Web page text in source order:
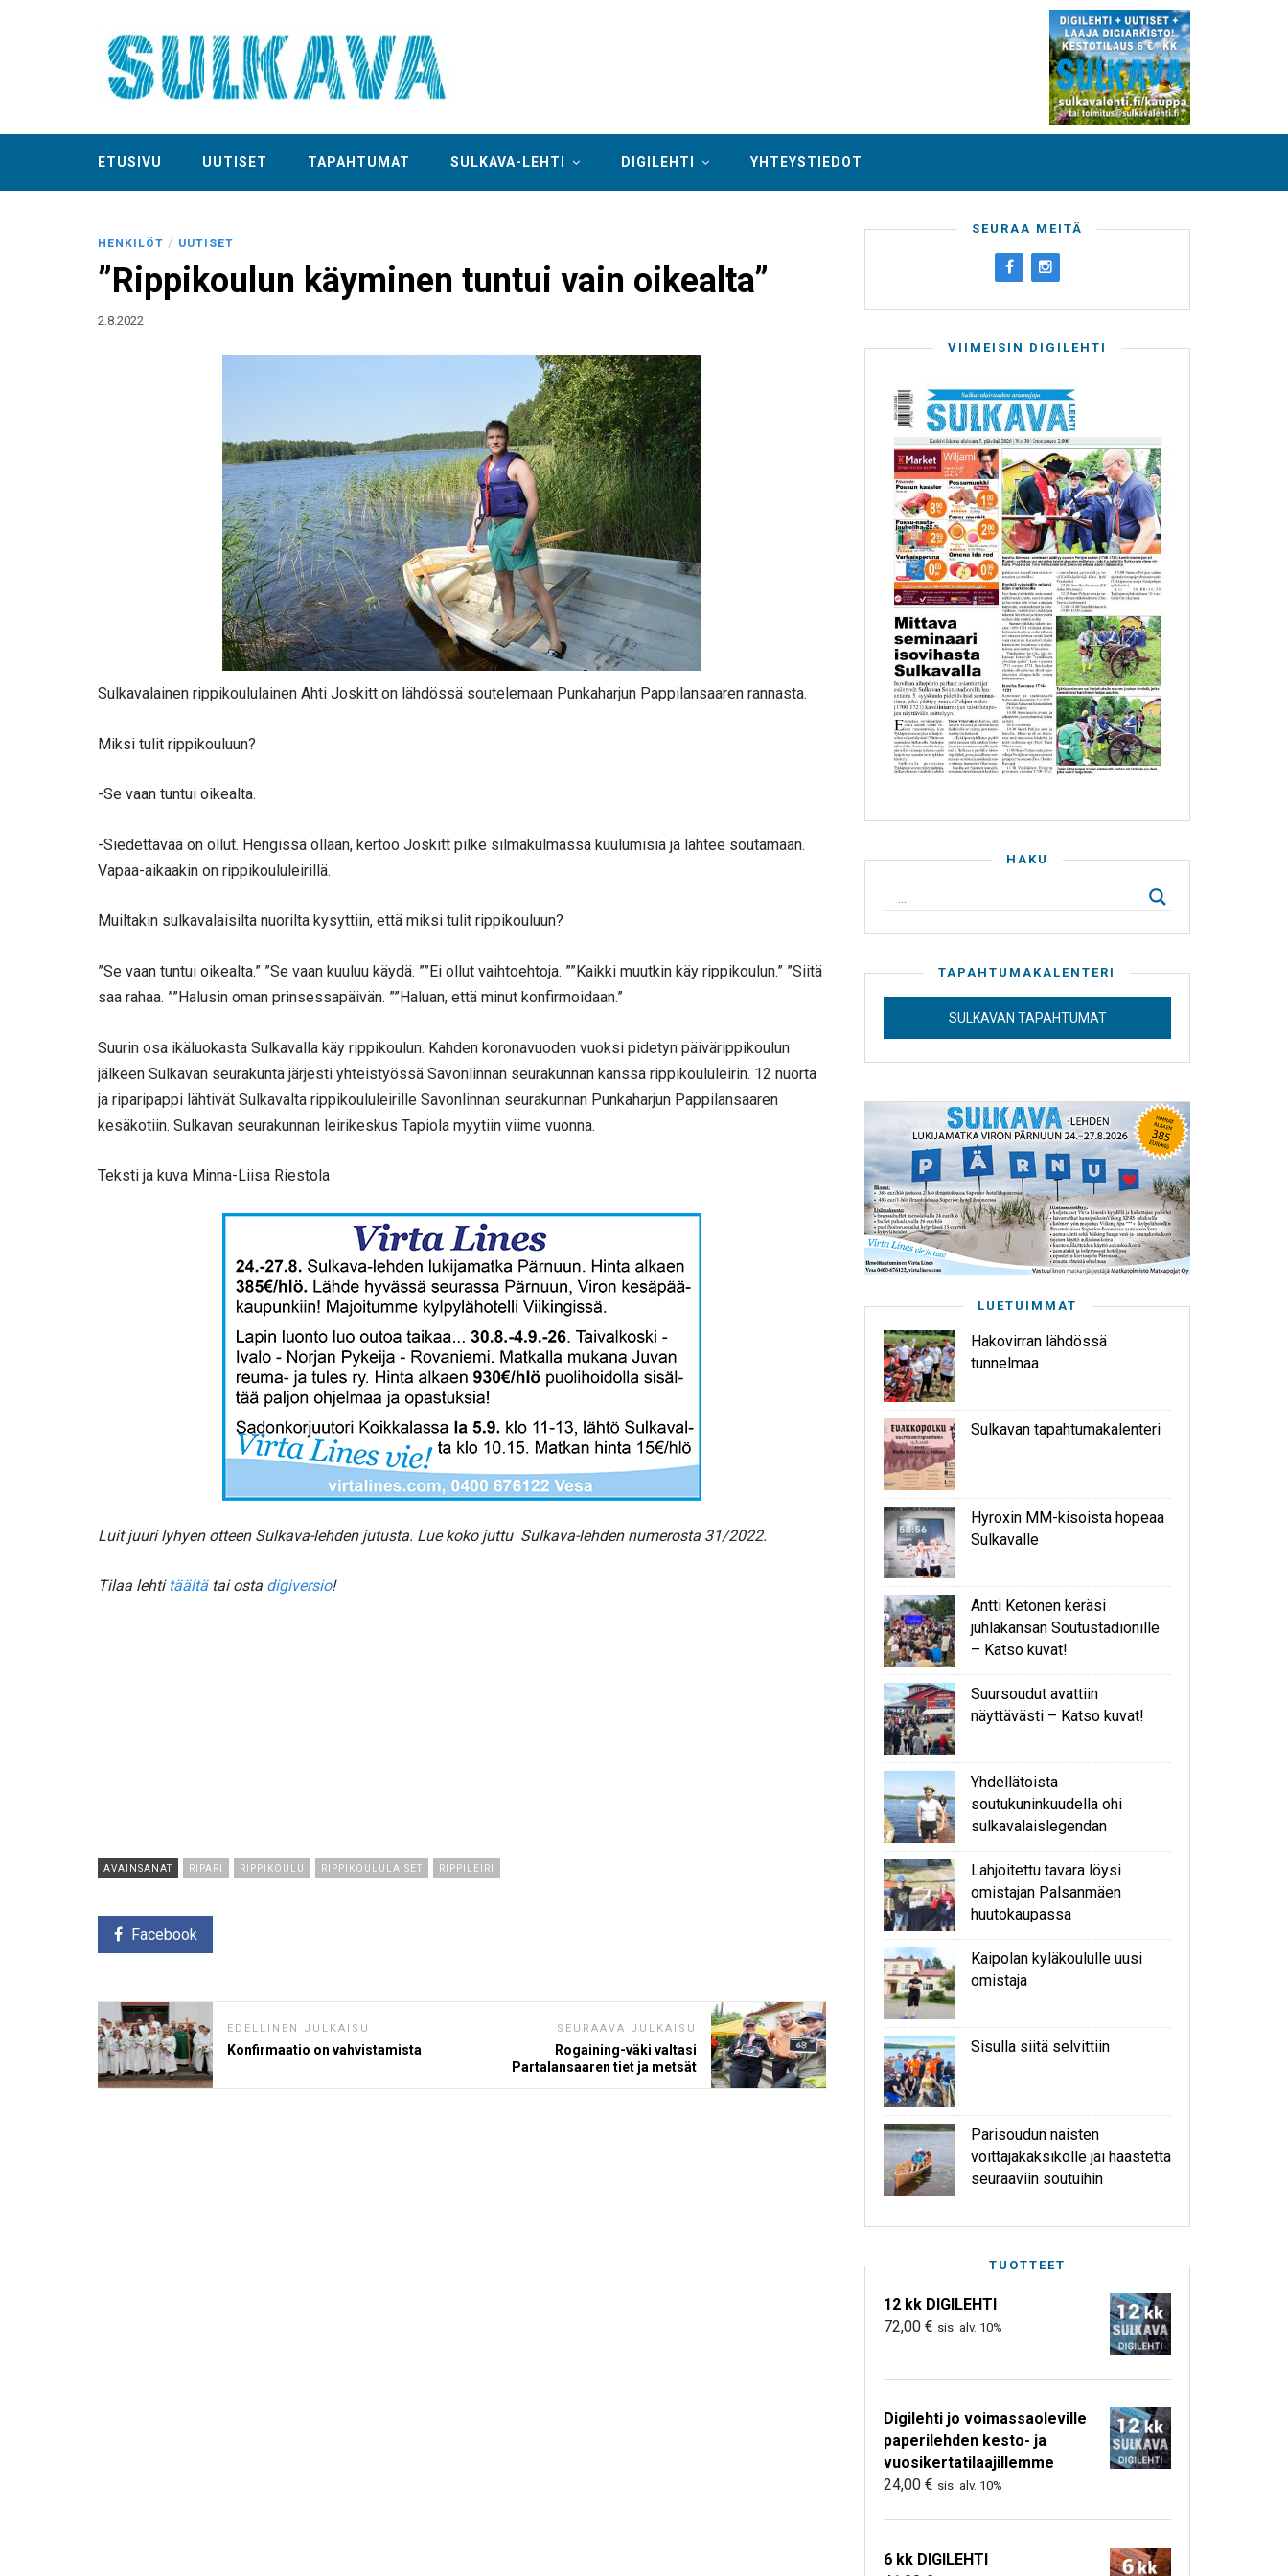
ETUSIVU UUTISET TAPAHTUMAT SULKAVA-LEHTI DIGILEHTI YHTEYSTIEDOT
HENKILÖT / UUTISET
”Rippikoulun käyminen tuntui vain oikealta”
2.8.2022
Sulkavalainen rippikoululainen Ahti Joskitt on lähdössä soutelemaan Punkaharjun Pappilansaaren rannasta.
Miksi tulit rippikouluun?
-Se vaan tuntui oikealta.
-Siedettävää on ollut. Hengissä ollaan, kertoo Joskitt pilke silmäkulmassa kuulumisia ja lähtee soutamaan.
Vapaa-aikaakin on rippikoululeirillä.
Muiltakin sulkavalaisilta nuorilta kysyttiin, että miksi tulit rippikouluun?
”Se vaan tuntui oikealta.” ”Se vaan kuuluu käydä. ””Ei ollut vaihtoehtoja. ””Kaikki muutkin käy rippikoulun.” ”Siitä
saa rahaa. ””Halusin oman prinsessapäivän. ””Haluan, että minut konfirmoidaan.”
Suurin osa ikäluokasta Sulkavalla käy rippikoulun. Kahden koronavuoden vuoksi pidetyn päivärippikoulun
jälkeen Sulkavan seurakunta järjesti yhteistyössä Savonlinnan seurakunnan kanssa rippikoululeirin. 12 nuorta
ja riparipappi lähtivät Sulkavalta rippikoululeirille Savonlinnan seurakunnan Punkaharjun Pappilansaaren
kesäkotiin. Sulkavan seurakunnan leirikeskus Tapiola myytiin viime vuonna.
Teksti ja kuva Minna-Liisa Riestola
Luit juuri lyhyen otteen Sulkava-lehden jutusta. Lue koko juttu Sulkava-lehden numerosta 31/2022.
Tilaa lehti täältätai osta digiversio!
AVAINSANAT RIPARI RIPPIKOULU RIPPIKOULULAISET RIPPILEIRI
Facebook
EDELLINEN JULKAISU
Konfirmaatio on vahvistamista
SEURAAVA JULKAISU
Rogaining-väki valtasi
Partalansaaren tiet ja metsät
SEURAA MEITÄ
VIIMEISIN DIGILEHTI
HAKU
TAPAHTUMAKALENTERI
SULKAVAN TAPAHTUMAT
LUETUIMMAT
Hakovirran lähdössä
tunnelmaa
Sulkavan tapahtumakalenteri
Hyroxin MM-kisoista hopeaa
Sulkavalle
Antti Ketonen keräsi
juhlakansan Soutustadionille
– Katso kuvat!
Suursoudut avattiin
näyttävästi – Katso kuvat!
Yhdellätoista
soutukuninkuudella ohi
sulkavalaislegendan
Lahjoitettu tavara löysi
omistajan Palsanmäen
huutokaupassa
Kaipolan kyläkoululle uusi
omistaja
Sisulla siitä selvittiin
Parisoudun naisten
voittajakaksikolle jäi haastetta
seuraaviin soutuihin
TUOTTEET
12 kk DIGILEHTI
72,00 € sis. alv. 10%
Digilehti jo voimassaoleville
paperilehden kesto- ja
vuosikertatilaajillemme
24,00 € sis. alv. 10%
6 kk DIGILEHTI